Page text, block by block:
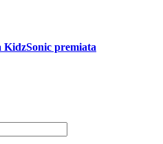
KidzSonic premiata